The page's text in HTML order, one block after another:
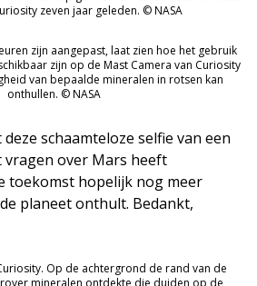
zeven jaar geleden. © NASA
zijn aangepast, laat zien hoe het gebruik
zijn op de Mast Camera van Curiosity
van bepaalde mineralen in rotsen kan
onthullen. © NASA
schaamteloze selfie van een
vragen over Mars heeft
toekomst hopelijk nog meer
planeet onthult. Bedankt,
Op de achtergrond de rand van de
mineralen ontdekte die duiden op de